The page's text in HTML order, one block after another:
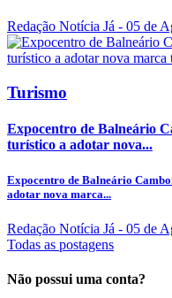
Redação Notícia Já - 05 de
Turismo
Expocentro de Balneário
turístico a adotar nova...
Expocentro de Balneário
adotar nova marca...
Redação Notícia Já - 05 de
Todas as postagens
Não possui uma conta?